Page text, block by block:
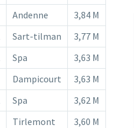
Andenne
3,84 M
Sart-tilman
3,77 M
Spa
3,63 M
Dampicourt
3,63 M
Spa
3,62 M
Tirlemont
3,60 M